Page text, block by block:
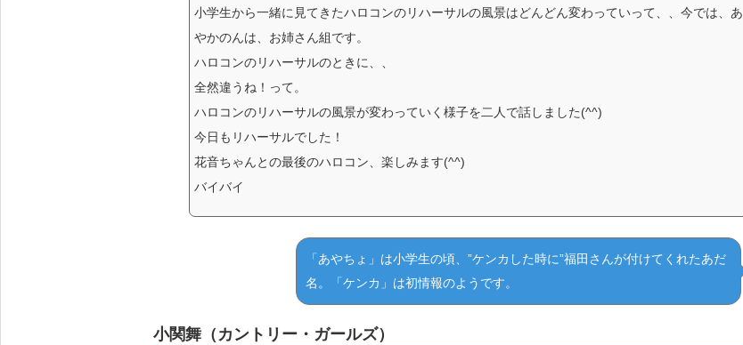
小学生から一緒に見てきたハロコンのリハーサルの風景はどんどん変わっていって、、今では、あ
やかのんは、お姉さん組です。
ハロコンのリハーサルのときに、、
全然違うね！って。
ハロコンのリハーサルの風景が変わっていく様子を二人で話しました(^^)
今日もリハーサルでした！
花音ちゃんとの最後のハロコン、楽しみます(^^)
バイバイ
「あやちょ」は小学生の頃、”ケンカした時に”福田さんが付けてくれたあだ
名。「ケンカ」は初情報のようです。
小関舞（カントリー・ガールズ）